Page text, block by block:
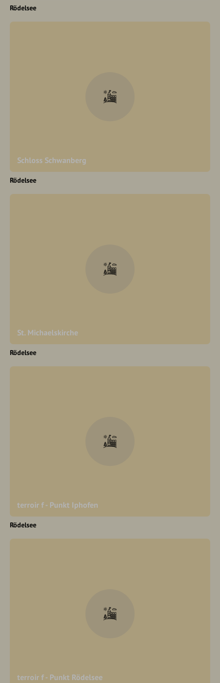
Rödelsee
Schloss Schwanberg
Rödelsee
St. Michaelskirche
Rödelsee
terroir f - Punkt Iphofen
Rödelsee
terroir f - Punkt Rödelsee